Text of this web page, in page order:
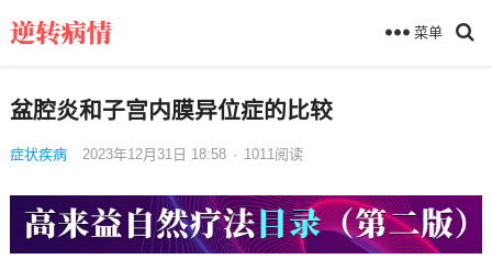
菜单
盆腔炎和子宫内膜异位症的比较
症状疾病 2023年12月31日 18:58 · 1011 阅读